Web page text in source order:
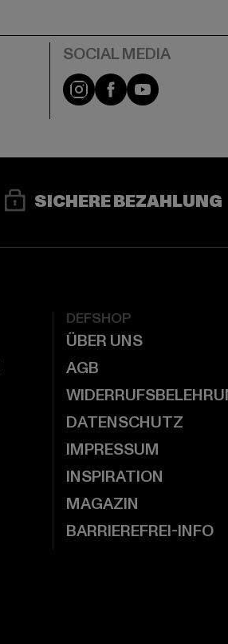
Instagram
FacebookYouTube
SICHERE BEZAHLUNG
DEFSHOP
ÜBER UNS
AGB
DATENSCHUTZ
IMPRESSUM
INSPIRATION
MAGAZIN
BARRIEREFREI-INFO